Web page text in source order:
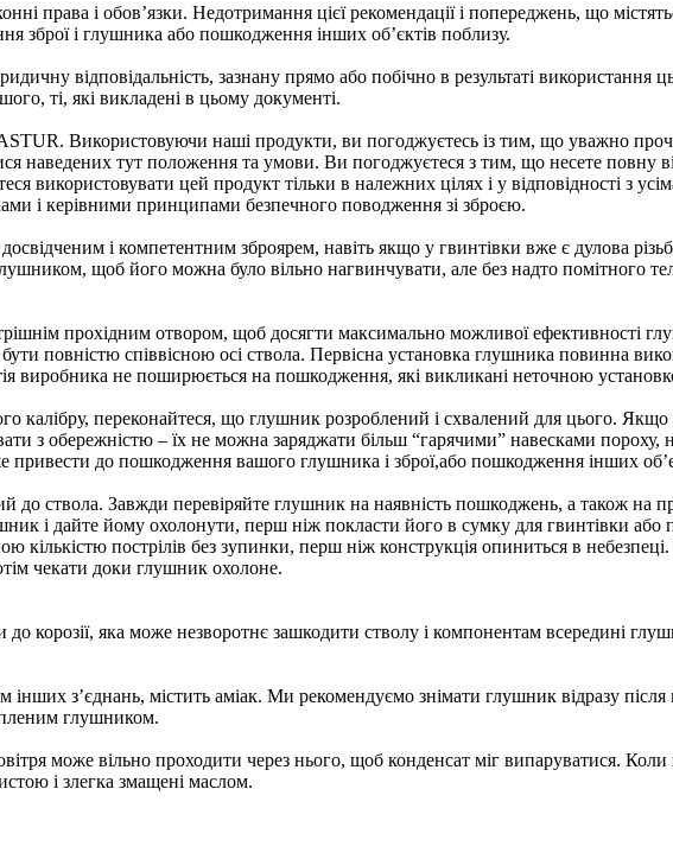
права і обов’язки. Недотримання цієї рекомендації і попереджень, що
зброї і глушника або пошкодження інших об’єктів поблизу.
відповідальність, зазнану прямо або побічно в результаті використання
ті, які викладені в цьому документі.
Використовуючи наші продукти, ви погоджуєтесь із тим, що уважно
наведених тут положення та умови. Ви погоджуєтеся з тим, що несете повну
використовувати цей продукт тільки в належних цілях і у відповідності з
і керівними принципами безпечного поводження зі зброєю.
і компетентним зброярем, навіть якщо у гвинтівки вже є дулова
щоб його можна було вільно нагвинчувати, але без надто помітного
прохідним отвором, щоб досягти максимально можливої ​​ефективності
повністю співвісною осі ствола. Первісна установка глушника повинна
виробника не поширюється на пошкодження, які викликані неточною
калібру, переконайтеся, що глушник розроблений і схвалений для цього. Якщо
з обережністю – їх не можна заряджати більш “гарячими” навесками пороху,
до пошкодження вашого глушника і зброї,або пошкодження інших
ствола. Завжди перевіряйте глушник на наявність пошкоджень, а також на
і дайте йому охолонути, перш ніж покласти його в сумку для гвинтівки або
пострілів без зупинки, перш ніж конструкція опиниться в небезпеці.
чекати доки глушник охолоне.
корозії, яка може незворотнє зашкодити стволу і компонентам всередині
інших з’єднань, містить аміак. Ми рекомендуємо знімати глушник відразу
глушником.
може вільно проходити через нього, щоб конденсат міг випаруватися.
і злегка змащені маслом.